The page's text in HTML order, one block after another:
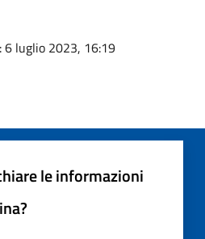
: 6 luglio 2023, 16:19
le informazioni